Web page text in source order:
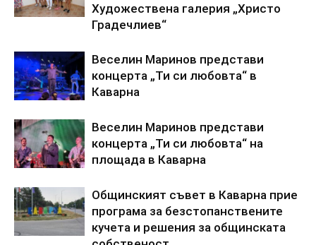
Художествена галерия „Христо
Градечлиев“
Веселин Маринов представи
концерта „Ти си любовта“ в
Каварна
Веселин Маринов представи
концерта „Ти си любовта“ на
площада в Каварна
Общинският съвет в Каварна прие
програма за безстопанствените
кучета и решения за общинската